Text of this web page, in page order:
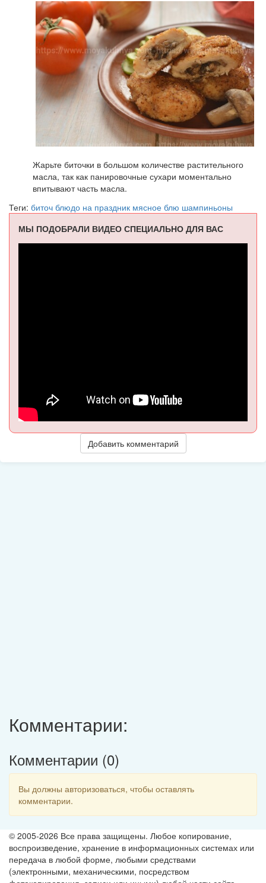
Жарьте биточки в большом количестве растительного
масла, так как панировочные сухари моментально
впитывают часть масла.
Теги: биточ блюдо на праздник мясное блю шампиньоны
МЫ ПОДОБРАЛИ ВИДЕО СПЕЦИАЛЬНО ДЛЯ ВАС
Добавить комментарий
Комментарии:
Комментарии (0)
Вы должны авторизоваться, чтобы оставлять
комментарии.
© 2005-2026 Все права защищены. Любое копирование,
воспроизведение, хранение в информационных системах или
передача в любой форме, любыми средствами
(электронными, механическими, посредством